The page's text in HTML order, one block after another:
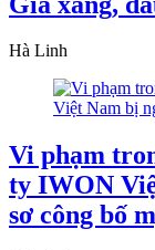
Hà Linh
Vi phạm
ty IWON
sơ công bố